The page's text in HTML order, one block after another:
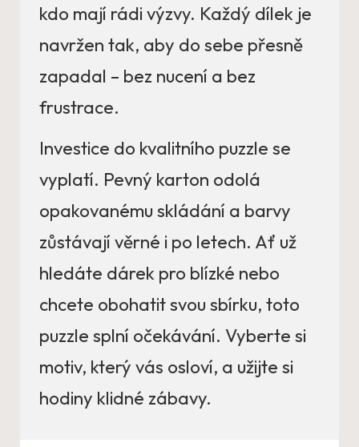
kdo mají rádi výzvy. Každý dílek je
navržen tak, aby do sebe přesně
zapadal – bez nucení a bez
frustrace.
Investice do kvalitního puzzle se
vyplatí. Pevný karton odolá
opakovanému skládání a barvy
zůstávají věrné i po letech. Ať už
hledáte dárek pro blízké nebo
chcete obohatit svou sbírku, toto
puzzle splní očekávání. Vyberte si
motiv, který vás osloví, a užijte si
hodiny klidné zábavy.